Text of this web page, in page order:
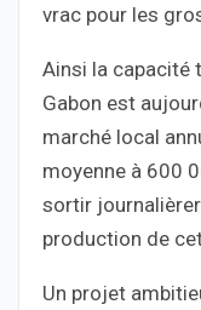
vrac pour les
Ainsi la capacité
Gabon est
marché local
moyenne à 600
sortir
production de
Un projet